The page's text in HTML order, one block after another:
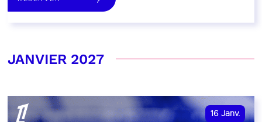
JANVIER 2027
16 Janv.